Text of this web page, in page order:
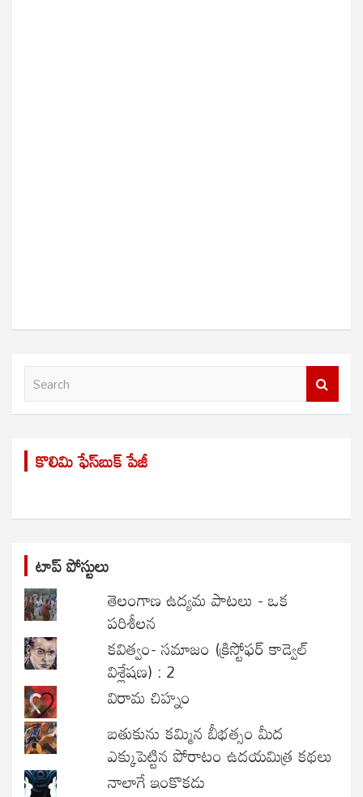
a
r
c కొలిమి ఫేస్‌బుక్ పేజీ
టాప్ పోస్టులు
తెలంగాణ ఉద్యమ పాటలు - ఒక
పరిశీలన
కవిత్వం- సమాజం (క్రిస్టోఫర్ కాడ్వెల్
విశ్లేషణ) : 2
విరామ చిహ్నం
బతుకును కమ్మిన బీభత్సం మీద
ఎక్కుపెట్టిన పోరాటం ఉదయమిత్ర కథలు
నాలాగే ఇంకొకడు